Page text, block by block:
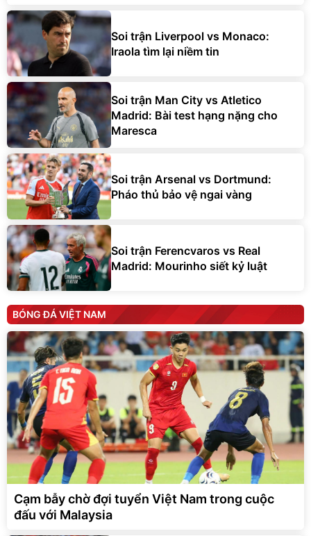
Soi trận Liverpool vs Monaco:
Iraola tìm lại niềm tin
Soi trận Man City vs Atletico
Madrid: Bài test hạng nặng cho
Maresca
Soi trận Arsenal vs Dortmund:
Pháo thủ bảo vệ ngai vàng
Soi trận Ferencvaros vs Real
Madrid: Mourinho siết kỷ luật
BÓNG ĐÁ VIỆT NAM
Cạm bẫy chờ đợi tuyển Việt Nam trong cuộc
đấu với Malaysia